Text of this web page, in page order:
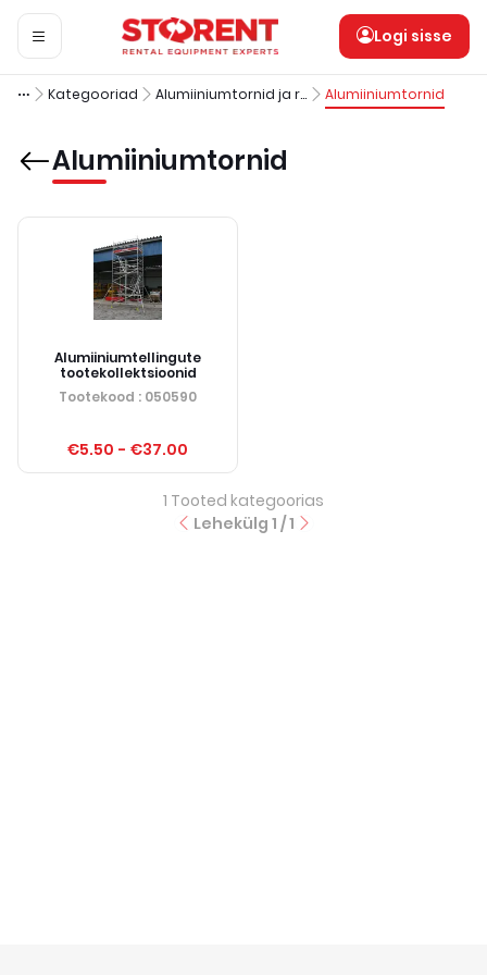
Logi sisse
Kategooriad Alumiiniumtornid ja redelid Alumiiniumtornid
Alumiiniumtornid
Alumiiniumtellingute
tootekollektsioonid
Tootekood : 050590
€5.50 - €37.00
1 Tooted kategoorias
Lehekülg 1 /1